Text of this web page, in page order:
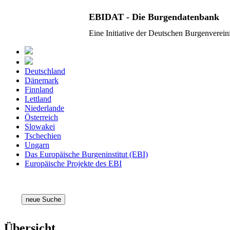
EBIDAT - Die Burgendatenbank
Eine Initiative der Deutschen
Deutschland
Dänemark
Finnland
Lettland
Niederlande
Österreich
Slowakei
Tschechien
Ungarn
Das Europäische Burgeninstitut (EBI)
Europäische Projekte des EBI
neue Suche